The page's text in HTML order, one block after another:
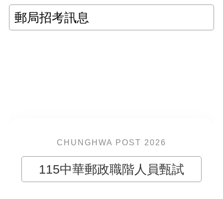
郵局招考訊息
CHUNGHWA POST 2026
115中華郵政職階人員甄試